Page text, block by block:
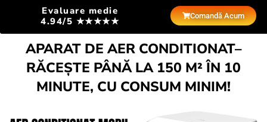
Evaluare medie
4.94/5 ★★★★★
Comandă Acum
APARAT DE AER CONDITIONAT–
RĂCEȘTE PÂNĂ LA 150 M² ÎN 10
MINUTE, CU CONSUM MINIM!